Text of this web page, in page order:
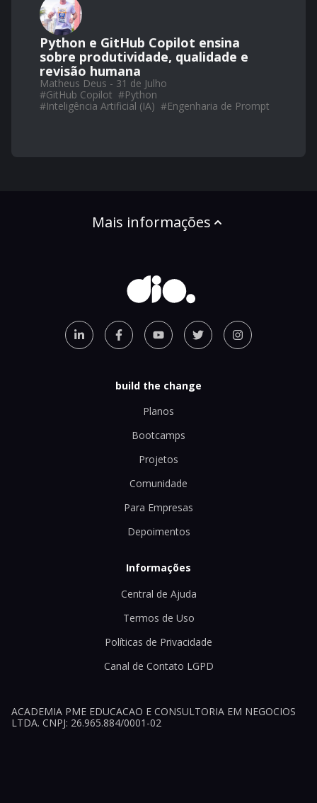
Python e GitHub Copilot ensina
sobre produtividade, qualidade e
revisão humana
Matheus Deus - 31 de Julho
#GitHub Copilot #Python
#Inteligência Artificial (IA) #Engenharia de Prompt
Mais informações
build the change
Planos
Bootcamps
Projetos
Comunidade
Para Empresas
Depoimentos
Informações
Central de Ajuda
Termos de Uso
Políticas de Privacidade
Canal de Contato LGPD
ACADEMIA PME EDUCACAO E CONSULTORIA EM NEGOCIOS
LTDA. CNPJ: 26.965.884/0001-02